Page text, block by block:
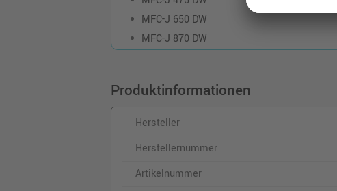
MFC-J 650 DW
MFC-J 870 DW
Produktinformationen
Hersteller
Herstellernummer
Artikelnummer